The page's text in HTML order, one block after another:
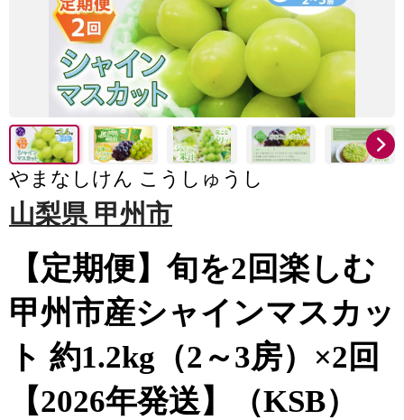
やまなしけん こうしゅうし
山梨県 甲州市
【定期便】旬を2回楽しむ
甲州市産シャインマスカッ
ト 約1.2kg（2～3房）×2回
【2026年発送】（KSB）